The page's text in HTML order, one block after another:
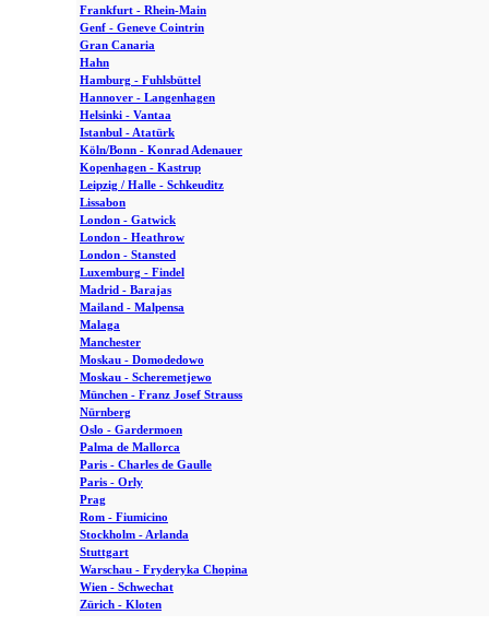
Frankfurt - Rhein-Main
Genf - Geneve Cointrin
Gran Canaria
Hahn
Hamburg - Fuhlsbüttel
Hannover - Langenhagen
Helsinki - Vantaa
Istanbul - Atatürk
Köln/Bonn - Konrad Adenauer
Kopenhagen - Kastrup
Leipzig / Halle - Schkeuditz
Lissabon
London - Gatwick
London - Heathrow
London - Stansted
Luxemburg - Findel
Madrid - Barajas
Mailand - Malpensa
Malaga
Manchester
Moskau - Domodedowo
Moskau - Scheremetjewo
München - Franz Josef Strauss
Nürnberg
Oslo - Gardermoen
Palma de Mallorca
Paris - Charles de Gaulle
Paris - Orly
Prag
Rom - Fiumicino
Stockholm - Arlanda
Stuttgart
Warschau - Fryderyka Chopina
Wien - Schwechat
Zürich - Kloten